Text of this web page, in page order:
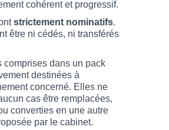
cohérent et progressif.
strictement nominatifs.
être ni cédés, ni transférés
comprises dans un pack
destinées à
concerné. Elles ne
cas être remplacées,
converties en une autre
par le cabinet.